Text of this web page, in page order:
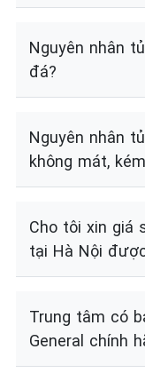
Nguyên nhân
đá?
Nguyên nhân
không mát,
Cho tôi xin giá
tại Hà Nội
Trung tâm có
General chính